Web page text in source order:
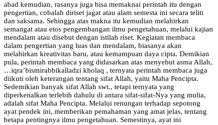
abad kemudian, rasanya juga bisa memaknai perintah itu dengan
pengertian, cobalah diriset jagat atau alam semesta ini secara teliti
dan saksama. Sehingga atas makna itu kemudian melahirkan
semangat atau etos pengembangan ilmu pengetahuan, melalui kajian
mendalam atau disebut dengan istilah riset. Kegiatan membaca
dalam pengertian yang luas dan mendalam, biasanya akan
melahirkan kreativitas baru, atau kemampuan daya cipta. Demikian
pula, perintah membaca yang didasarkan atas menyebut asma Allah,
…iqra’bismirabbikalladzi kholaq , ternyata perintah membaca juga
diikuti oleh keterangan tentang sifat Allah, yaitu Maha Pencipta.
Sedemikian banyak sifat Allah swt., tetapi ternyata yang
diperkenalkan terlebih dahulu di antara sifat-sifat-Nya yang mulia,
adalah sifat Maha Pencipta. Melalui renungan terhadap sepotong
ayat pendek ini, memberikan pemahaman yang amat jelas, tentang
betapa pentingnya ilmu pengetahuan. Semestinya, ayat ini